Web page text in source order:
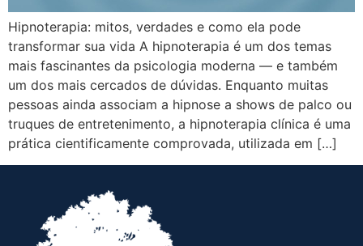
Hipnoterapia: mitos, verdades e como ela pode
transformar sua vida A hipnoterapia é um dos temas
mais fascinantes da psicologia moderna — e também
um dos mais cercados de dúvidas. Enquanto muitas
pessoas ainda associam a hipnose a shows de palco ou
truques de entretenimento, a hipnoterapia clínica é uma
prática cientificamente comprovada, utilizada em […]